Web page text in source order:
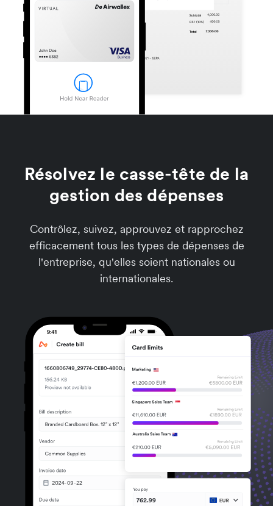
Résolvez le casse-tête de la
gestion des dépenses
Contrôlez, suivez, approuvez et rapprochez
efficacement tous les types de dépenses de
l'entreprise, qu'elles soient nationales ou
internationales.